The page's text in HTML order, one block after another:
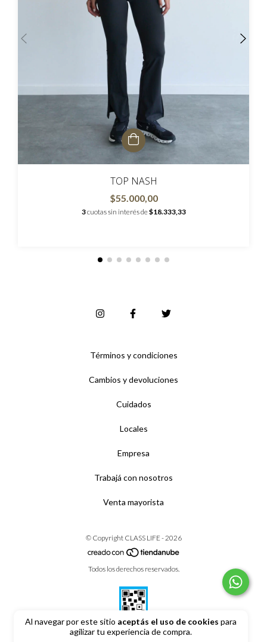
Al navegar por este sitio aceptás el uso de cookies para
agilizar tu experiencia de compra.
TOP NASH
$55.000,00
3cuotas sin interés de$18.333,33
Términos y condiciones
Cambios y devoluciones
Cuidados
Locales
Empresa
Trabajá con nosotros
Venta mayorista
© Copyright CLASS LIFE - 2026
Todos los derechos reservados.